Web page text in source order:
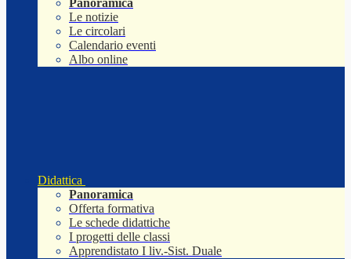
Panoramica
Le notizie
Le circolari
Calendario eventi
Albo online
Didattica
Panoramica
Offerta formativa
Le schede didattiche
I progetti delle classi
Apprendistato I liv.-Sist. Duale